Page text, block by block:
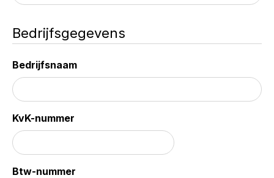
Bedrijfsgegevens
Bedrijfsnaam
KvK-nummer
Btw-nummer